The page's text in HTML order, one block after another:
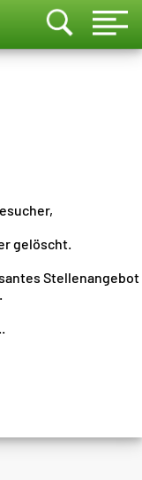
gelöscht.
Stellenangebot